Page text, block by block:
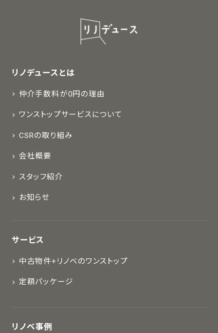
リノデュースとは
仲介手数料が0円の理由
ワンストップサービスについて
CSRの取り組み
会社概要
スタッフ紹介
お知らせ
サービス
中古物件+リノベのワンストップ
定額パッケージ
リノベ事例